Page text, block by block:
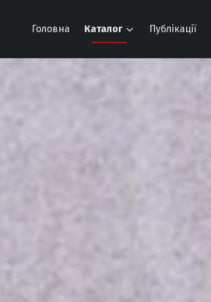
Головна Каталог Публікації